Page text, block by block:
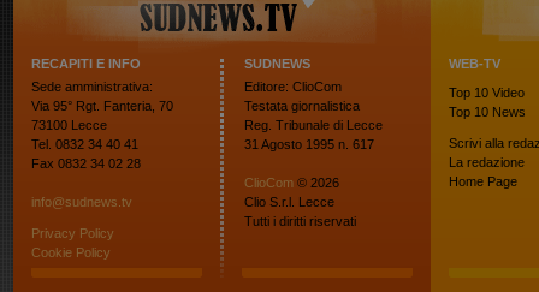
RECAPITI E INFO
Sede amministrativa:
Via 95° Rgt. Fanteria, 70
73100 Lecce
Tel. 0832 34 40 41
Fax 0832 34 02 28
info@sudnews.tv
Privacy Policy
Cookie Policy
SUDNEWS
Editore: ClioCom
Testata giornalistica
Reg. Tribunale di Lecce
31 Agosto 1995 n. 617
ClioCom © 2026
Clio S.r.l. Lecce
Tutti i diritti riservati
WEB-TV
Top 10 Video
Top 10 News
Scrivi alla
La redazione
Home Page